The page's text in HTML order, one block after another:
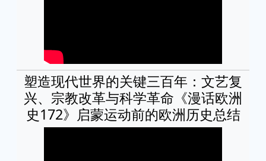
塑造现代世界的关键三百年：文艺复
兴、宗教改革与科学革命《漫话欧洲
史172》启蒙运动前的欧洲历史总结